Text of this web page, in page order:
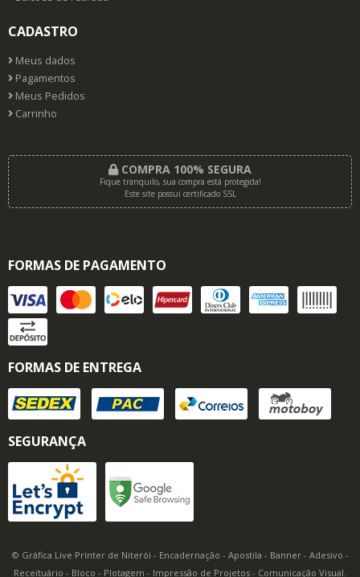
CADASTRO
Meus dados
Pagamentos
Meus Pedidos
Carrinho
COMPRA 100% SEGURA
Fique tranquilo, sua compra está protegida!
Este site possui certificado SSL
FORMAS DE PAGAMENTO
FORMAS DE ENTREGA
SEGURANÇA
© Gráfica Live Printer de Niterói - Encadernação - Apostila - Banner - Adesivo -
Receituário - Bloco - Plotagem - Impressão de Projetos - Comunicação Visual.